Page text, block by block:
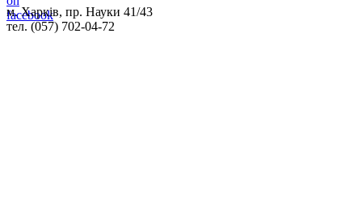
м. Харків, пр. Науки 41/43
тел. (057) 702-04-72